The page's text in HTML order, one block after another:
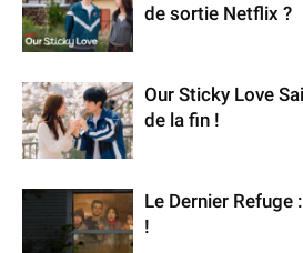
de sortie Netflix ?
Our Sticky Love
de la fin !
Le Dernier
!